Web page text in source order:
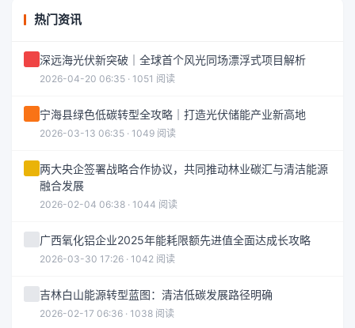
热门资讯
深远海光伏新突破｜全球首个风光同场漂浮式项目解析
2026-04-20 06:35 · 1051 阅读
宁海县绿色低碳转型全攻略｜打造光伏储能产业新高地
2026-03-13 06:35 · 1049 阅读
两大央企签署战略合作协议，共同推动林业碳汇与清洁能源
融合发展
2026-02-04 06:38 · 1044 阅读
广西氧化铝企业2025年能耗限额先进值全面达成长攻略
2026-03-30 17:26 · 1042 阅读
吉林白山能源转型蓝图：清洁低碳发展路径明确
2026-02-17 06:36 · 1038 阅读